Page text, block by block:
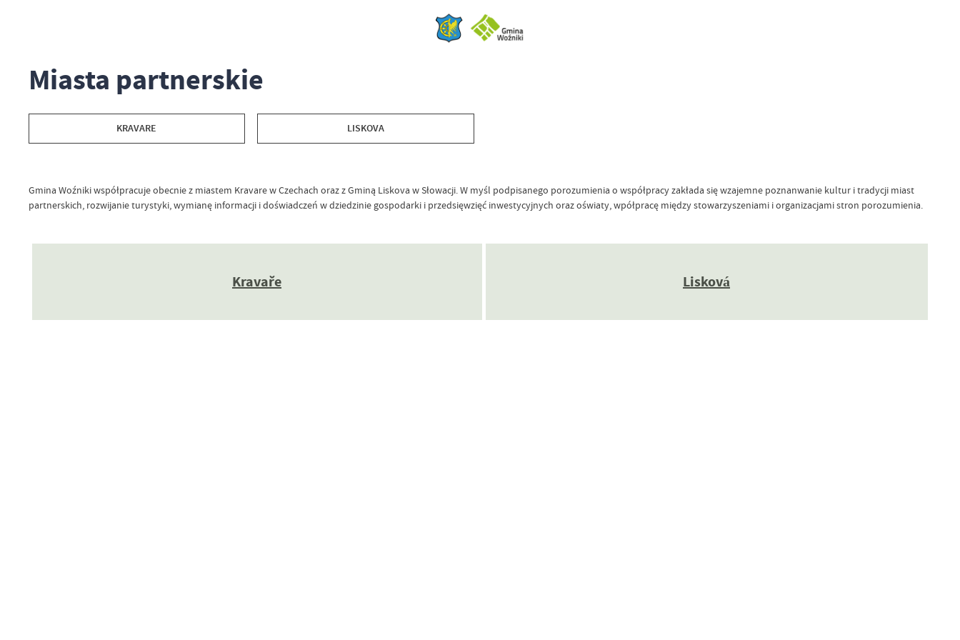
Miasta partnerskie
KRAVARE LISKOVA
Gmina Woźniki współpracuje obecnie z miastem Kravare w Czechach oraz z Gminą Liskova w Słowacji. W myśl podpisanego porozumienia o współpracy zakłada się wzajemne poznanwanie kultur i tradycji miast
partnerskich, rozwijanie turystyki, wymianę informacji i doświadczeń w dziedzinie gospodarki i przedsięwzięć inwestycyjnych oraz oświaty, wpółpracę między stowarzyszeniami i organizacjami stron porozumienia.
Kravaře Lisková